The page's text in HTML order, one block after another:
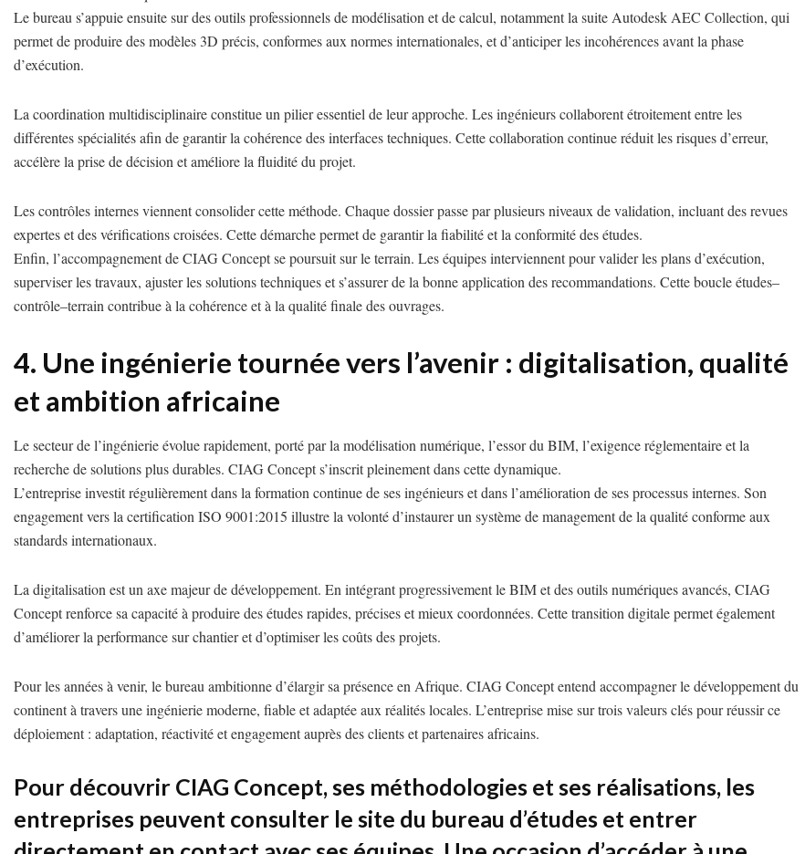
Le bureau s’appuie ensuite sur des outils professionnels de modélisation et de calcul, notamment la suite Autodesk AEC Collection, qui
permet de produire des modèles 3D précis, conformes aux normes internationales, et d’anticiper les incohérences avant la phase
d’exécution.
La coordination multidisciplinaire constitue un pilier essentiel de leur approche. Les ingénieurs collaborent étroitement entre les
différentes spécialités afin de garantir la cohérence des interfaces techniques. Cette collaboration continue réduit les risques d’erreur,
accélère la prise de décision et améliore la fluidité du projet.
Les contrôles internes viennent consolider cette méthode. Chaque dossier passe par plusieurs niveaux de validation, incluant des revues
expertes et des vérifications croisées. Cette démarche permet de garantir la fiabilité et la conformité des études.
Enfin, l’accompagnement de CIAG Concept se poursuit sur le terrain. Les équipes interviennent pour valider les plans d’exécution,
superviser les travaux, ajuster les solutions techniques et s’assurer de la bonne application des recommandations. Cette boucle études–
contrôle–terrain contribue à la cohérence et à la qualité finale des ouvrages.
4. Une ingénierie tournée vers l’avenir : digitalisation, qualité
et ambition africaine
Le secteur de l’ingénierie évolue rapidement, porté par la modélisation numérique, l’essor du BIM, l’exigence réglementaire et la
recherche de solutions plus durables. CIAG Concept s’inscrit pleinement dans cette dynamique.
L’entreprise investit régulièrement dans la formation continue de ses ingénieurs et dans l’amélioration de ses processus internes. Son
engagement vers la certification ISO 9001:2015 illustre la volonté d’instaurer un système de management de la qualité conforme aux
standards internationaux.
La digitalisation est un axe majeur de développement. En intégrant progressivement le BIM et des outils numériques avancés, CIAG
Concept renforce sa capacité à produire des études rapides, précises et mieux coordonnées. Cette transition digitale permet également
d’améliorer la performance sur chantier et d’optimiser les coûts des projets.
Pour les années à venir, le bureau ambitionne d’élargir sa présence en Afrique. CIAG Concept entend accompagner le développement du
continent à travers une ingénierie moderne, fiable et adaptée aux réalités locales. L’entreprise mise sur trois valeurs clés pour réussir ce
déploiement : adaptation, réactivité et engagement auprès des clients et partenaires africains.
Pour découvrir CIAG Concept, ses méthodologies et ses réalisations, les
entreprises peuvent consulter le site du bureau d’études et entrer